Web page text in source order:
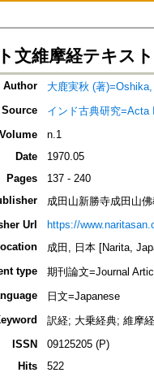
文維摩経テキス
Author
大鹿実秋 (著
Source
インド古典研究=Acta
Volume
n.1
Date
1970.05
Pages
137 - 240
成田山新勝寺成田山
Url
https://
成田, 日本 [Narita,
type
期刊論文=Journal
日文=Japanese
訳経; 大乗経典; 維摩経
ISSN
09125205 (P)
Hits
522